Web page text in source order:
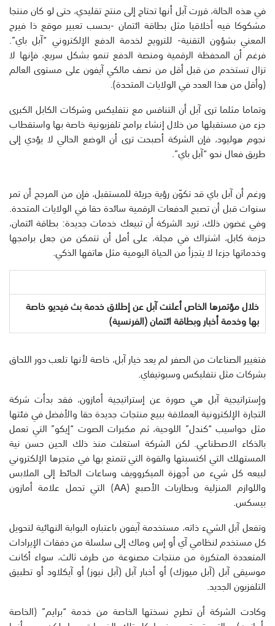
في هذه الحالة، قررت آبل أنها تحتاج إلى منتج تقليدي، حتى لو كان منتجا
مشكوكا فيه أخلاقيا مثل بطاقة ائتمان -بحسب تعبير موقع ذا فيرج
المعني بشؤون التقنية- للترويج لخدمة الدفع الإلكتروني “آبل باي”.
فرغم أن المحفظة الرقمية ومنصة الدفع تنمو بشكل سريع، فإنها لا
تزال تستخدم من قبل أقل من نصف مالكي آيفون على مستوى العالم
(وأقل من هذا العدد في الولايات المتحدة).
وتماما مثلما ترى آبل أن التنافس مع نتفليكس وشركات الكابل الكبرى
جزء من مستقبلها من خلال إنشاء برامج تلفزيونية خاصة بها واستقطاب
نجوم هوليود، فإن الشركة أصبحت ترى أن الوضع الحالي لا يؤدي إلى
طريق فعال نحو “آبل باي”.
ورغم أن آبل باي قد تكوّن رؤية جريئة للمستقبل، فإن من المرجح أن تمر
سنوات قبل أن تصبح الدفعات الرقمية سائدة حقا في الولايات المتحدة.
وفي غضون ذلك، تريد الشركة أن تبيعك خدمات جديدة: بطاقة ائتمان،
حزمة كابل، اشتراك في مجلة، على أمل أن تتمكن من جعل برامجها
وخدماتها جزءا لا يتجزأ من الحياة اليومية مثل هاتفها الذكي.
خلال مؤتمرها الخاص أعلنت آبل عن إطلاق خدمة بث فيديو خاصة
بها وخدمة أخبار وبطاقة ائتمان (الفرنسية)
فتغيير الصناعات من الصفر لم يعد خيار آبل، خاصة لأنها تلعب دور اللحاق
بشركات مثل نتفليكس وسبوتيفاي.
وإستراتيجية آبل هي صورة عن إستراتيجية أمازون، فقد بدأت شركة
التجارة الإلكترونية العملاقة ببيع منتجات جديدة حقا والأفضل في فئتها
مثل حواسيب “كندل” اللوحية، ثم مكبرات الصوت “إيكو” التي تعمل
بالذكاء الاصطناعي. لكن الشركة استغلت منذ ذلك الحين حسن نية
المستهلك التي اكتسبتها والقوة التي تتمتع بها في متجرها الإلكتروني
لبيعه كل شيء من أجهزة الميكروويف وساعات الحائط إلى الملابس
واللوازم المنزلية وبطاريات الأصبع (AA) التي تحمل علامة أمازون
بيسكس.
وتفعل آبل الشيء ذاته، مستخدمة آيفون باعتباره البوابة النهائية لتحويل
كل مستخدم لنظامي آي أو إس وماك إلى سلسلة من دفقات الإيرادات
المتعددة المتكررة من منتجات مصنوعة من طرف ثالث، سواء أكانت
موسيقى آبل (آبل ميوزك) أو أخبار آبل (آبل نيوز) أو آيكلاود أو تطبيق
التلفزيون الجديد.
وكادت الشركة أن تطرح نسختها الخاصة من خدمة “برايم” (الخاصة